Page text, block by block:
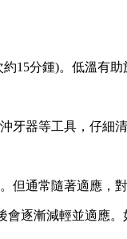
分鍾)。低溫有助
等工具，仔細
通常隨著適應，對
漸減輕並適應